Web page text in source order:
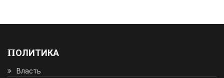
ПОЛИТИКА
Власть